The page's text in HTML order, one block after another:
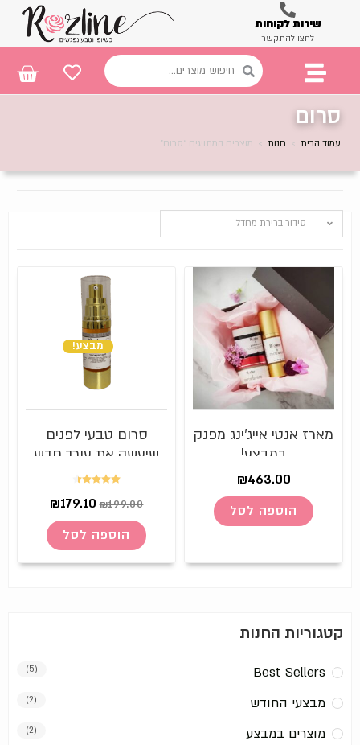
שירות לקוחות
לחצו להתקשר
סרום
עמוד הבית > חנות > מוצרים המתויגים “סרום”
קטגוריות החנות
Best Sellers
(5)
מבצעי החודש (2)
מוצרים במבצע (2)
סידור ברירת מחדל
מארז אנטי אייג'ינג מפנק
במבצע!
₪463.00
הוספה לסל
מבצע!
סרום טבעי לפנים
שיעשה את עורך חדש
ונערי – סרום ויטמין
מתוך 5
₪199.00
₪179.10
הוספה לסל